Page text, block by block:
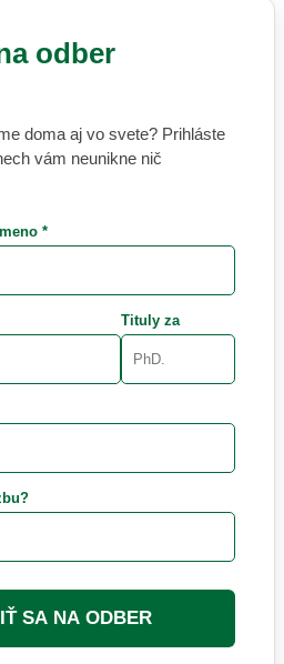
odber
doma aj vo svete? Prihláste
vám neunikne nič
*
Tituly za
SA NA ODBER